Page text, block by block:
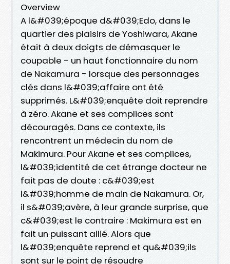
Overview
A l&#039;époque d&#039;Edo, dans le
quartier des plaisirs de Yoshiwara, Akane
était à deux doigts de démasquer le
coupable - un haut fonctionnaire du nom
de Nakamura - lorsque des personnages
clés dans l&#039;affaire ont été
supprimés. L&#039;enquête doit reprendre
à zéro. Akane et ses complices sont
découragés. Dans ce contexte, ils
rencontrent un médecin du nom de
Makimura. Pour Akane et ses complices,
l&#039;identité de cet étrange docteur ne
fait pas de doute : c&#039;est
l&#039;homme de main de Nakamura. Or,
il s&#039;avère, à leur grande surprise, que
c&#039;est le contraire : Makimura est en
fait un puissant allié. Alors que
l&#039;enquête reprend et qu&#039;ils
sont sur le point de résoudre